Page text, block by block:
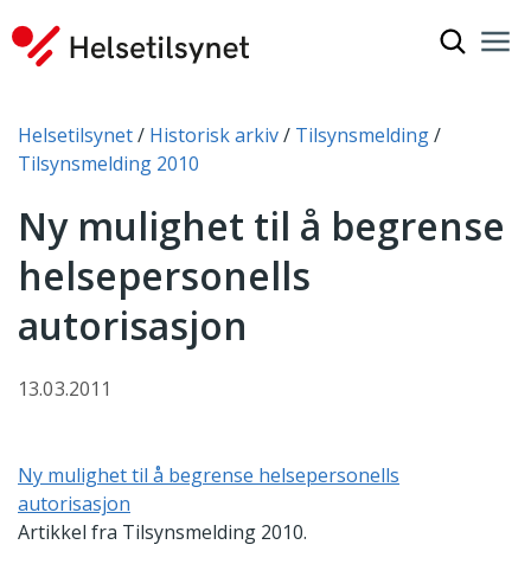
Du er her:
Helsetilsynet Historisk arkiv
Tilsynsmelding
Tilsynsmelding 2010
Ny mulighet til å begrense
helsepersonells
autorisasjon
13.03.2011
Ny mulighet til å begrense helsepersonells
autorisasjon
Artikkel fra Tilsynsmelding 2010.